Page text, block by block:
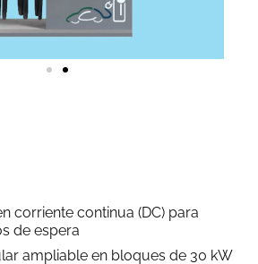
corriente continua (DC) para
de espera
ampliable en bloques de 30 kW